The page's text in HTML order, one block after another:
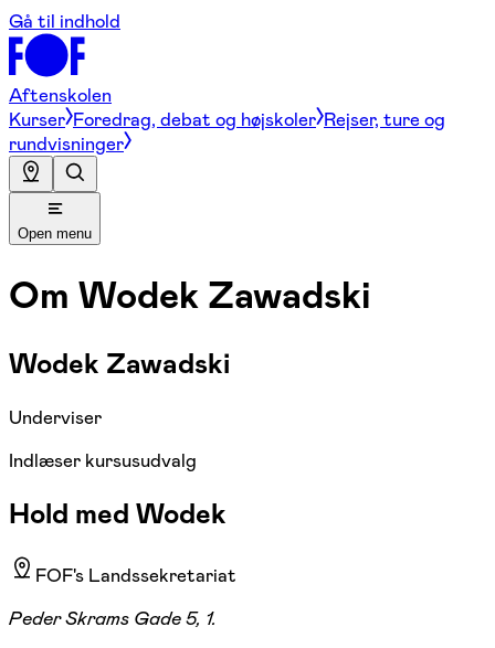
Gå til indhold
Aftenskolen
Kurser Foredrag, debat og højskoler Rejser, ture og
rundvisninger
Open menu
Om Wodek Zawadski
Wodek Zawadski
Underviser
Indlæser kursusudvalg
Hold med Wodek
FOF's Landssekretariat
Peder Skrams Gade 5, 1.